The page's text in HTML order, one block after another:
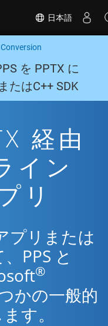
日本語
Conversion
を PPTX に
たはC++ SDK
経由
イン
リ
プリまたは
PPS と
®
かの一般的
す。